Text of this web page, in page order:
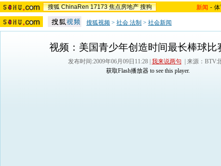
搜狐 ChinaRen 17173 焦点房地产 搜狗 新闻 -
搜狐视频 > 社会 法制 > 社会新闻
视频：美国青少年创造时间最长棒球比
发布时间:2009年06月09日11:28 | 我来说两句
| 来源：BTV
获取Flash播放器 to see this player.